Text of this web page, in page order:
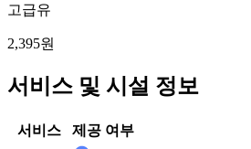
고급유
2,395원
서비스 및 시설 정보
서비스 제공 여부